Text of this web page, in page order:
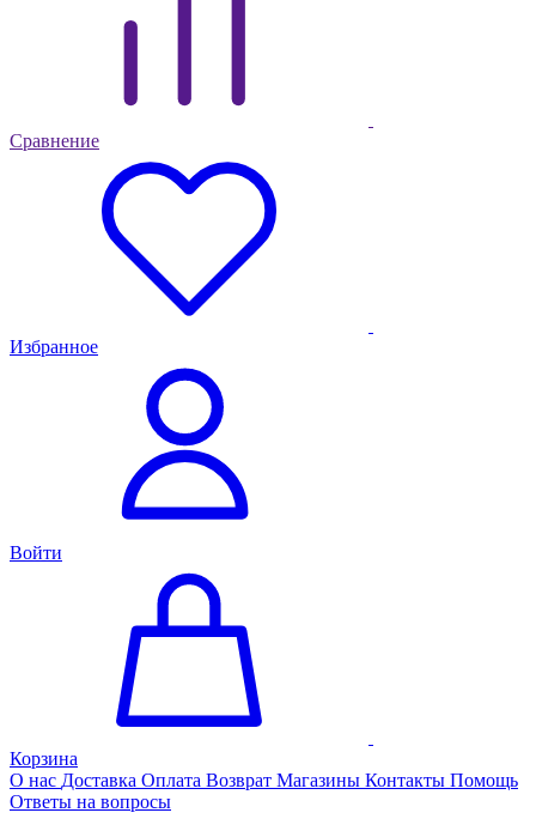
Сравнение
Избранное
Войти
Корзина
О нас Доставка Оплата Возврат Магазины Контакты Помощь
Ответы на вопросы